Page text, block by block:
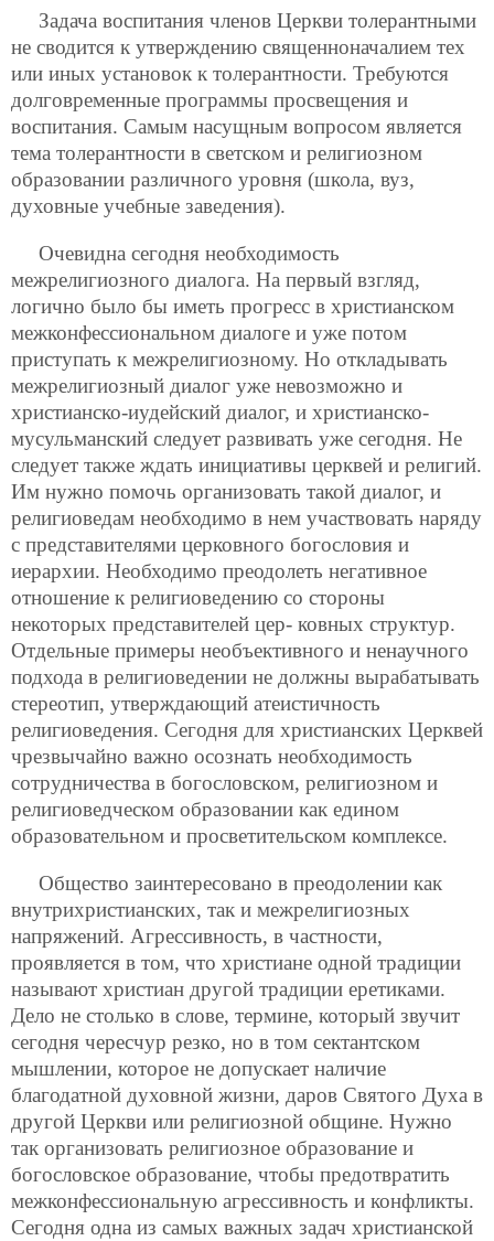
Задача воспитания членов Церкви толерантными
не сводится к утверждению священноначалием тех
или иных установок к толерантности. Требуются
долговременные программы просвещения и
воспитания. Самым насущным вопросом является
тема толерантности в светском и религиозном
образовании различного уровня (школа, вуз,
духовные учебные заведения).
Очевидна сегодня необходимость
межрелигиозного диалога. На первый взгляд,
логично было бы иметь прогресс в христианском
межконфессиональном диалоге и уже потом
приступать к межрелигиозному. Но откладывать
межрелигиозный диалог уже невозможно и
христианско-иудейский диалог, и христианско-
мусульманский следует развивать уже сегодня. Не
следует также ждать инициативы церквей и религий.
Им нужно помочь организовать такой диалог, и
религиоведам необходимо в нем участвовать наряду
с представителями церковного богословия и
иерархии. Необходимо преодолеть негативное
отношение к религиоведению со стороны
некоторых представителей цер- ковных структур.
Отдельные примеры необъективного и ненаучного
подхода в религиоведении не должны вырабатывать
стереотип, утверждающий атеистичность
религиоведения. Сегодня для христианских Церквей
чрезвычайно важно осознать необходимость
сотрудничества в богословском, религиозном и
религиоведческом образовании как едином
образовательном и просветительском комплексе.
Общество заинтересовано в преодолении как
внутрихристианских, так и межрелигиозных
напряжений. Агрессивность, в частности,
проявляется в том, что христиане одной традиции
называют христиан другой традиции еретиками.
Дело не столько в слове, термине, который звучит
сегодня чересчур резко, но в том сектантском
мышлении, которое не допускает наличие
благодатной духовной жизни, даров Святого Духа в
другой Церкви или религиозной общине. Нужно
так организовать религиозное образование и
богословское образование, чтобы предотвратить
межконфессиональную агрессивность и конфликты.
Сегодня одна из самых важных задач христианской